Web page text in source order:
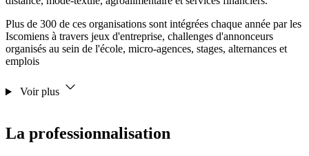
Plus de 300 de ces organisations sont intégrées chaque année par les
Iscomiens à travers jeux d'entreprise, challenges d'annonceurs
organisés au sein de l'école, micro-agences, stages, alternances et
emplois
Voir plus
La professionnalisation